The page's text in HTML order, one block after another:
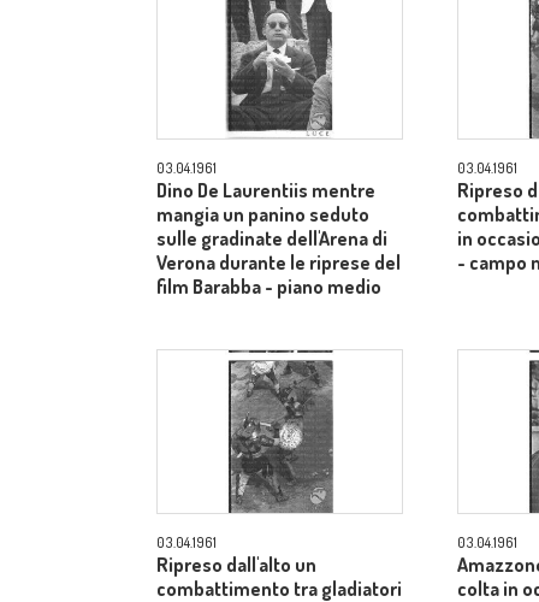
03.04.1961
Dino De Laurentiis mentre
mangia un panino seduto
sulle gradinate dell'Arena di
Verona durante le riprese del
film Barabba - piano medio
03.04.1961
Ripreso
in
- campo
03.04.1961
Ripreso dall'alto un
combattimento tra gladiatori
03.04.1961
colta in